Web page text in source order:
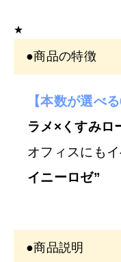
クの運営者または従
アカウント登録は
をご記入くださ
ンセルさせていただ
了承ください。
美容師免許の画像を
★
●商品の特徴
【本数が選べ
ラメ× くすみ
オフィスにも
イニーロゼ”
●商品説明